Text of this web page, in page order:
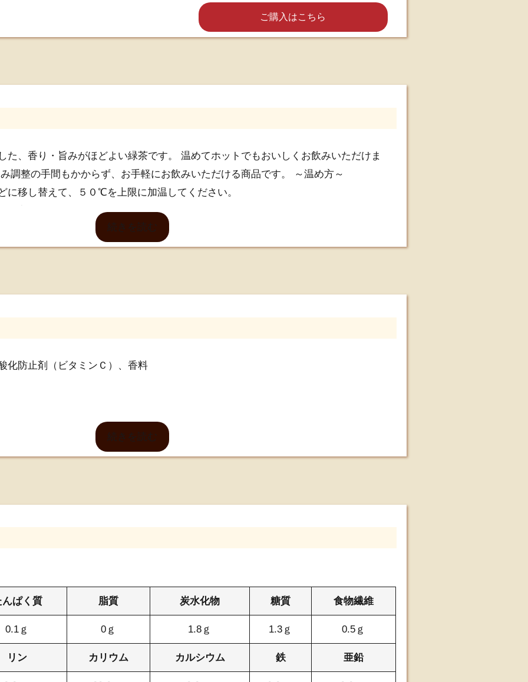
ご購入はこちら
た、香り・旨みがほどよい緑茶です。 温めてホットでもおいしくお飲みいただけま
調整の手間もかからず、お手軽にお飲みいただける商品です。 ～温め方～
に移し替えて、５０℃を上限に加温してください。
り方が異なりますので、１０秒ずつ様子を見ながら加温し、よくかき混ぜてくださ
のままでの湯煎はしないでください。
続きを読む
化防止剤（ビタミンＣ）、香料
続きを読む
んぱく質 脂質 炭水化物 糖質 食物繊維
0.1ｇ 0ｇ 1.8ｇ 1.3ｇ 0.5ｇ
リン カリウム カルシウム 鉄 亜鉛